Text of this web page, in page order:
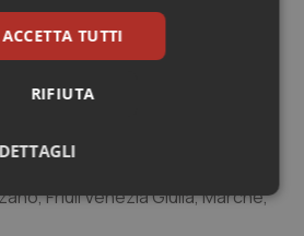
B sono: Abruzzo, Basilicata,
Molise, Piemonte,
Per le vaccinazioni
(MPR) solo il Lazio nel 2017
e Umbria. La copertura
Friuli Venezia Giulia, Marche,
ACCETTA TUTTI
RIFIUTA
Statistici Marketing